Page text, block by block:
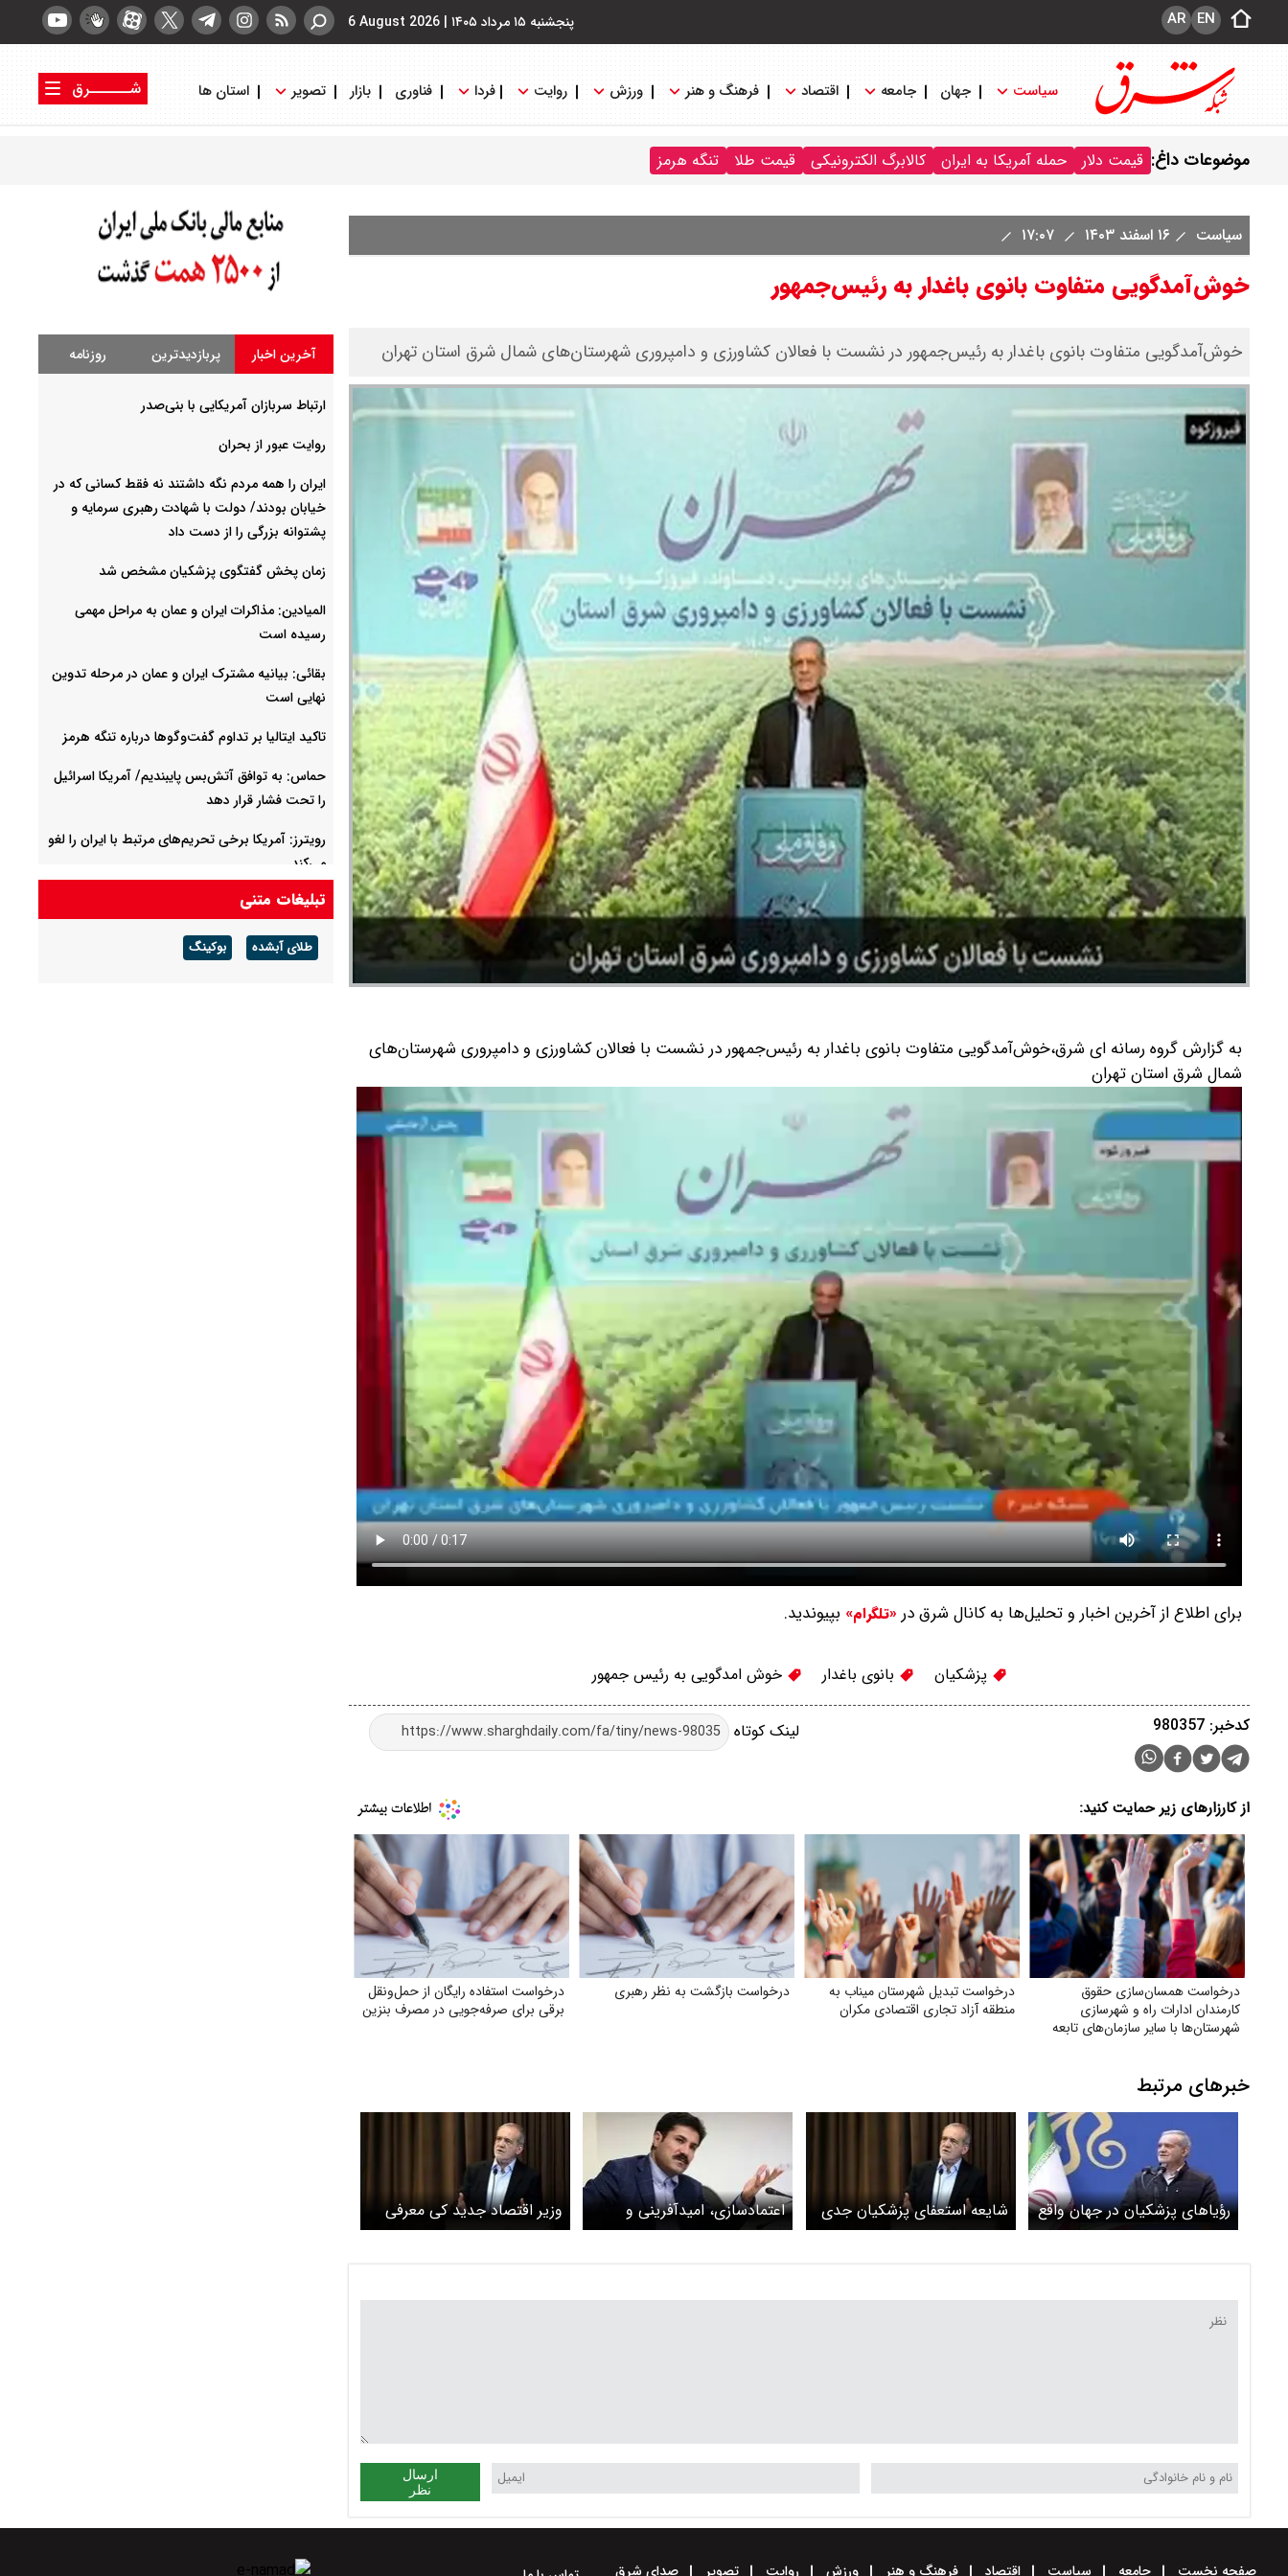
پنجشنبه ۱۵ مرداد ۱۴۰۵ |
6 August 2026 EN
AR
سیاست جهان جامعه اقتصاد فرهنگ و هنر ورزش روایت فردا فناوری بازار تصویر استان ها
شــــــرق
موضوعات داغ: قیمت دلار حمله آمریکا به ایران کالابرگ الکترونیکی قیمت طلا تنگه هرمز
سیاست ۱۶ اسفند ۱۴۰۳
خوش‌آمدگویی متفاوت بانوی باغدار به رئیس‌جمهور
خوش‌آمدگویی متفاوت بانوی باغدار به رئیس‌جمهور در نشست با فعالان کشاورزی و دامپروری شهرستان‌های شمال شرق استان تهران
به گزارش گروه رسانه ای شرق،خوش‌آمدگویی متفاوت بانوی باغدار به رئیس‌جمهور در نشست با فعالان کشاورزی و دامپروری شهرستان‌های
شمال شرق استان تهران
برای اطلاع از آخرین اخبار و تحلیل‌ها به کانال شرق در «تلگرام» بپیوندید.
پزشکیان بانوی باغدار خوش امدگویی به رئیس جمهور
لینک کوتاه کدخبر: 980357
از کارزارهای زیر حمایت کنید:
درخواست همسان‌سازی حقوق
کارمندان ادارات راه و شهرسازی
شهرستان‌ها با سایر سازمان‌های تابعه
درخواست تبدیل شهرستان میناب به
منطقه آزاد تجاری اقتصادی مکران
درخواست بازگشت به نظر رهبری
درخواست استفاده رایگان از حمل‌ونقل
برقی برای صرفه‌جویی در مصرف بنزین
خبرهای مرتبط
رؤیاهای پزشکیان در جهان واقع
شایعه استعفای پزشکیان جدی
است؟+عکس
اعتمادسازی، امیدآفرینی و
پرهیز از دروغ+ویدئو
وزیر اقتصاد جدید کی معرفی
می‌شود؟
ارسال
نظر
آخرین اخبار پربازدیدترین روزنامه
ارتباط سربازان آمریکایی با بنی‌صدر
روایت عبور از بحران
ایران را همه مردم نگه داشتند نه فقط کسانی که در
خیابان بودند/ دولت با شهادت رهبری سرمایه و
پشتوانه بزرگی را از دست داد
زمان پخش گفتگوی پزشکیان مشخص شد
المیادین: مذاکرات ایران و عمان به مراحل مهمی
رسیده است
بقائی: بیانیه مشترک ایران و عمان در مرحله تدوین
نهایی است
تاکید ایتالیا بر تداوم گفت‌وگوها درباره تنگه هرمز
حماس: به توافق آتش‌بس پایبندیم/ آمریکا اسرائیل
را تحت فشار قرار دهد
رویترز: آمریکا برخی تحریم‌های مرتبط با ایران را لغو
می‌کند
الجزیره: تنها یک یا دو موضوع در مذاکرات ایران و
عمان باقی مانده است
تبلیغات متنی
طلای آبشده بوکینگ
صفحه نخست جامعه سیاست اقتصاد فرهنگ و هنر ورزش روایت تصویر صدای شرق